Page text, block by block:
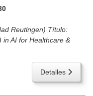
Reutlngen) Título:
in AI for Healthcare &
Detalles